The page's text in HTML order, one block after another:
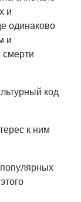
и
одинаково
и
смерти
код
к ним